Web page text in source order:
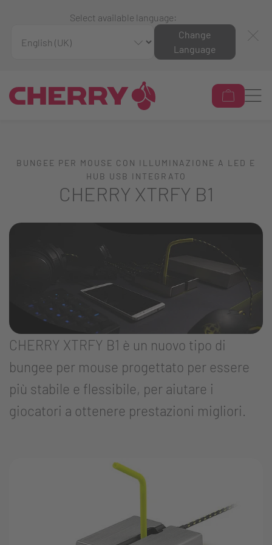
Select available language:
Change
Language
BUNGEE PER MOUSE CON ILLUMINAZIONE A LED E
HUB USB INTEGRATO
CHERRY XTRFY B1
CHERRY XTRFY B1 è un nuovo tipo di
bungee per mouse progettato per essere
più stabile e flessibile, per aiutare i
giocatori a ottenere prestazioni migliori.